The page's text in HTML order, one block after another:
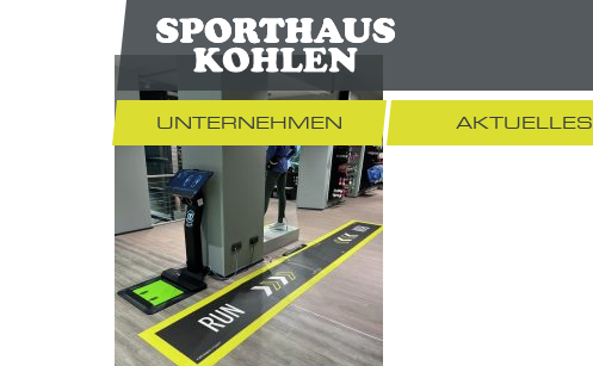
UNTERNEHMEN AKTUELLES